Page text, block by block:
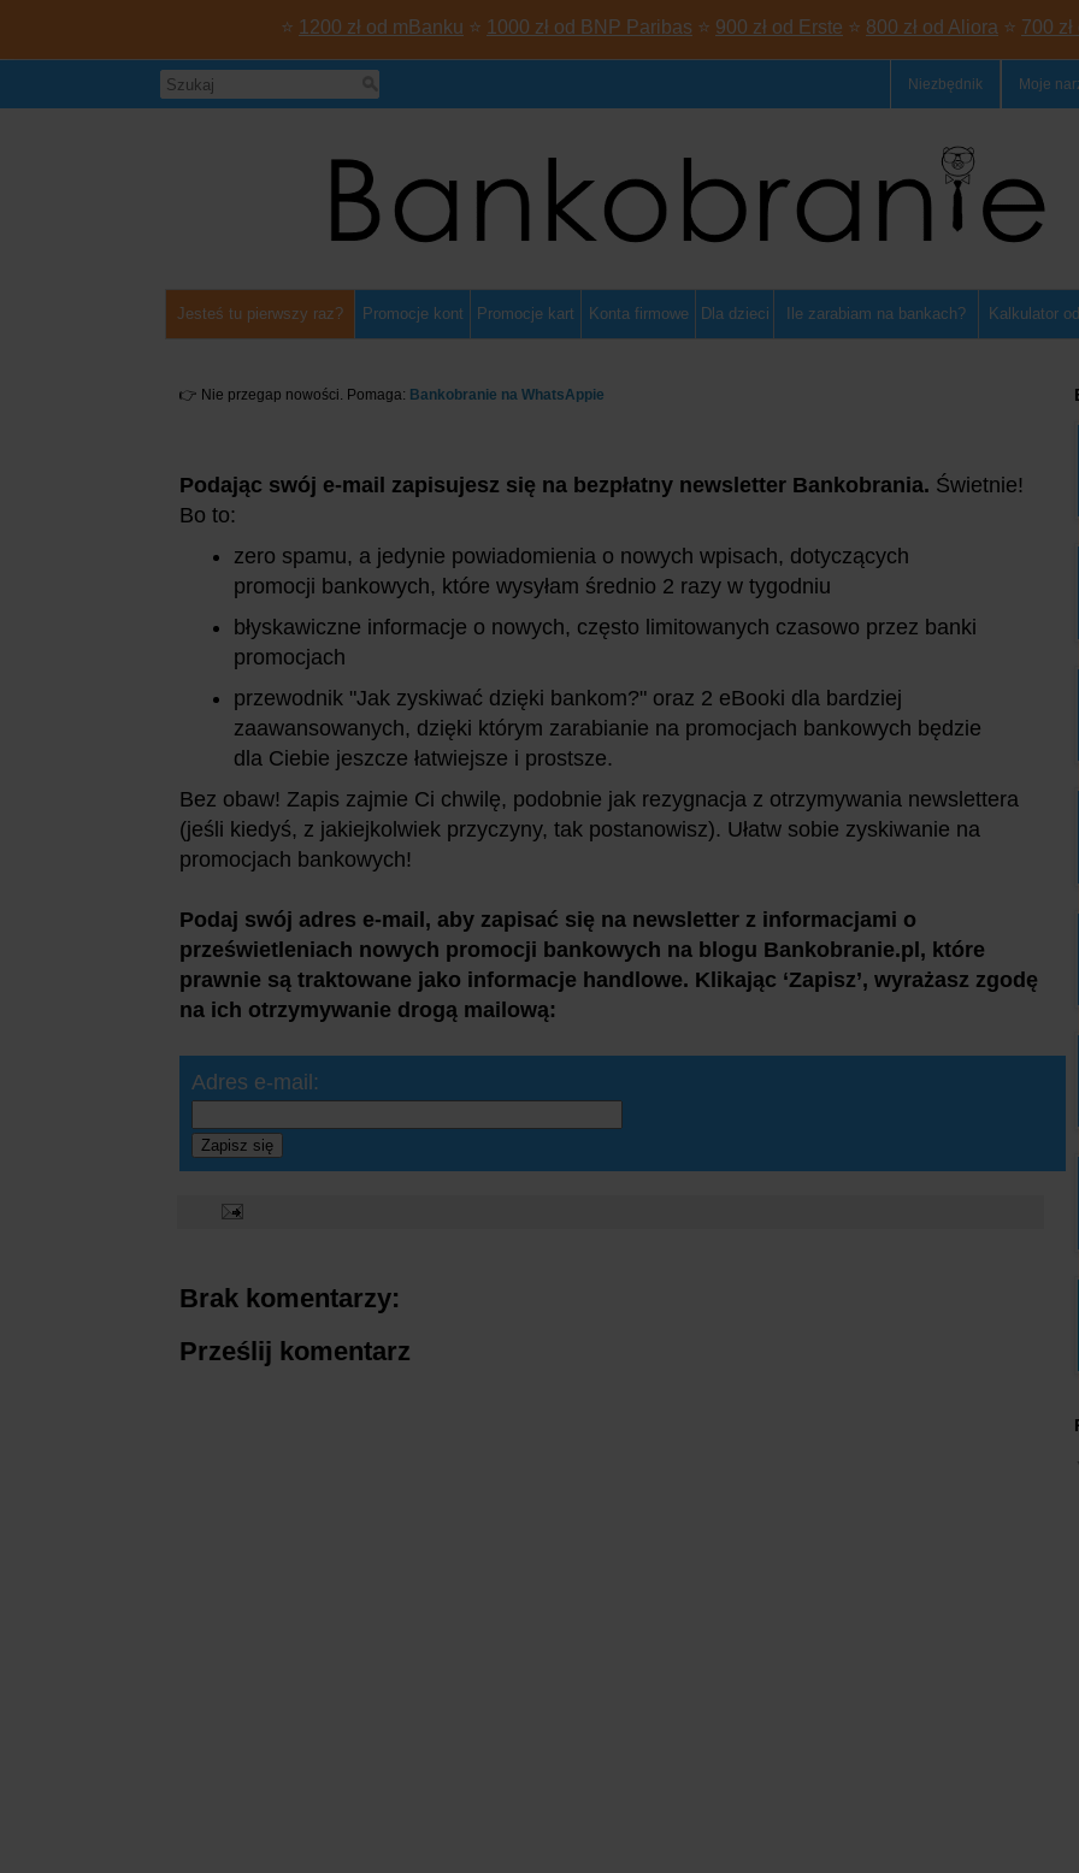
⭐ 1200 zł od mBanku ⭐ 1000 zł od BNP Paribas ⭐ 900 zł od Erste ⭐ 800 zł od Aliora ⭐ 700
Niezbędnik Moje
Jesteś tu pierwszy raz? Promocje kont Promocje kart Konta firmowe Dla dzieci Ile zarabiam na bankach? Kalkulator
👉 Nie przegap nowości. Pomaga: Bankobranie na WhatsAppie
Podając swój e-mail zapisujesz się na bezpłatny newsletter Bankobrania. Świetnie!
Bo to:
zero spamu, a jedynie powiadomienia o nowych wpisach, dotyczących
promocji bankowych, które wysyłam średnio 2 razy w tygodniu
błyskawiczne informacje o nowych, często limitowanych czasowo przez banki
promocjach
przewodnik "Jak zyskiwać dzięki bankom?" oraz 2 eBooki dla bardziej
zaawansowanych, dzięki którym zarabianie na promocjach bankowych będzie
dla Ciebie jeszcze łatwiejsze i prostsze.
Bez obaw! Zapis zajmie Ci chwilę, podobnie jak rezygnacja z otrzymywania newslettera
(jeśli kiedyś, z jakiejkolwiek przyczyny, tak postanowisz). Ułatw sobie zyskiwanie na
promocjach bankowych!
Podaj swój adres e-mail, aby zapisać się na newsletter z informacjami o
prześwietleniach nowych promocji bankowych na blogu Bankobranie.pl, które
prawnie są traktowane jako informacje handlowe. Klikając ‘Zapisz’, wyrażasz zgodę
na ich otrzymywanie drogą mailową:
Adres e-mail:
Zapisz się
Brak komentarzy:
Prześlij komentarz